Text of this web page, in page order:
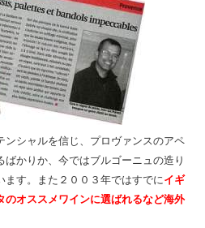
ンシャルを信じ、プロヴァンスのアペ
かりか、今ではブルゴーニュの造り
す。また２００３年ではすでにイギ
のオススメワインに選ばれるなど海外